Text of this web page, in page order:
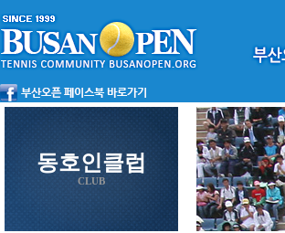
동호인클럽
CLUB